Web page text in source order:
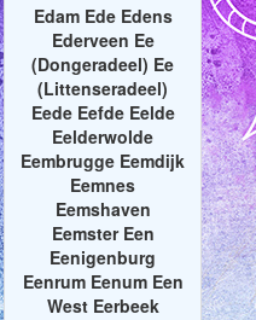
Edam Ede Edens
Ederveen Ee
(Dongeradeel) Ee
(Littenseradeel)
Eede Eefde Eelde
Eelderwolde
Eembrugge Eemdijk
Eemnes
Eemshaven
Eemster Een
Eenigenburg
Eenrum Eenum Een
West Eerbeek